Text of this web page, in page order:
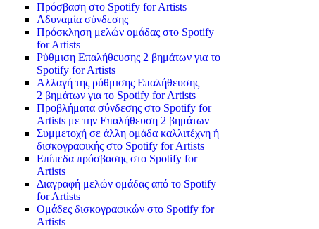
Πρόσβαση στο Spotify for Artists
Αδυναμία σύνδεσης
Πρόσκληση μελών ομάδας στο Spotify
for Artists
Ρύθμιση Επαλήθευσης 2 βημάτων για το
Spotify for Artists
Αλλαγή της ρύθμισης Επαλήθευσης
2 βημάτων για το Spotify for Artists
Προβλήματα σύνδεσης στο Spotify for
Artists με την Επαλήθευση 2 βημάτων
Συμμετοχή σε άλλη ομάδα καλλιτέχνη ή
δισκογραφικής στο Spotify for Artists
Επίπεδα πρόσβασης στο Spotify for
Artists
Διαγραφή μελών ομάδας από το Spotify
for Artists
Ομάδες δισκογραφικών στο Spotify for
Artists